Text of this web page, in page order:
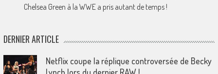
Chelsea Green à la WWE a pris autant de temps !
DERNIER ARTICLE
Netflix coupe la réplique controversée de Becky